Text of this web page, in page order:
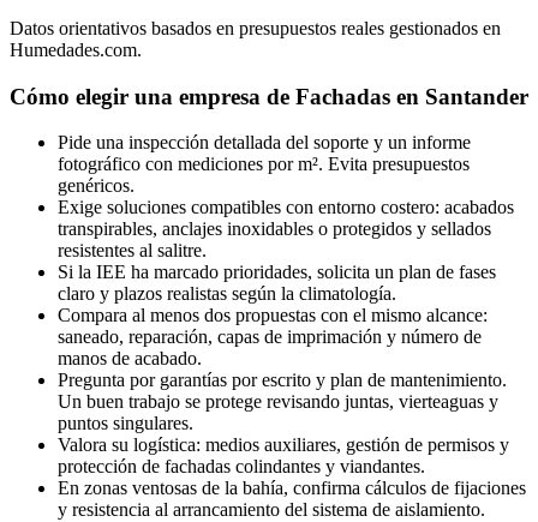
Datos orientativos basados en presupuestos reales gestionados en
Humedades.com.
Cómo elegir una empresa de Fachadas en Santander
Pide una inspección detallada del soporte y un informe
fotográfico con mediciones por m². Evita presupuestos
genéricos.
Exige soluciones compatibles con entorno costero: acabados
transpirables, anclajes inoxidables o protegidos y sellados
resistentes al salitre.
Si la IEE ha marcado prioridades, solicita un plan de fases
claro y plazos realistas según la climatología.
Compara al menos dos propuestas con el mismo alcance:
saneado, reparación, capas de imprimación y número de
manos de acabado.
Pregunta por garantías por escrito y plan de mantenimiento.
Un buen trabajo se protege revisando juntas, vierteaguas y
puntos singulares.
Valora su logística: medios auxiliares, gestión de permisos y
protección de fachadas colindantes y viandantes.
En zonas ventosas de la bahía, confirma cálculos de fijaciones
y resistencia al arrancamiento del sistema de aislamiento.